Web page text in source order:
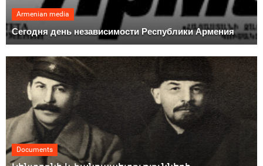
Armenian media
Сегодня день независимости Республики Армения
Documents